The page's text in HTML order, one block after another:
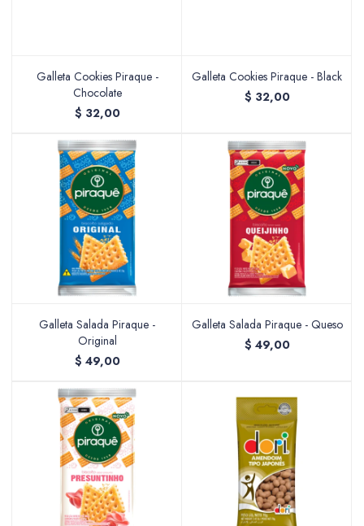
Galleta Cookies Piraque -
Chocolate
$ 32,00
Galleta Cookies Piraque - Black
$ 32,00
Galleta Salada Piraque -
Original
$ 49,00
Galleta Salada Piraque - Queso
$ 49,00